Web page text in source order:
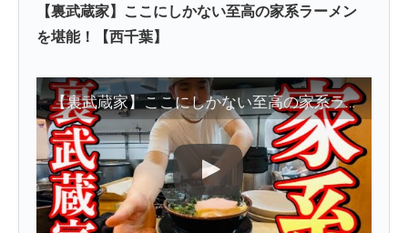
【裏武蔵家】ここにしかない至高の家系ラーメン
を堪能！【西千葉】
【裏武蔵家】ここにしかない至高の家系ラーメンを堪能！【西千葉】